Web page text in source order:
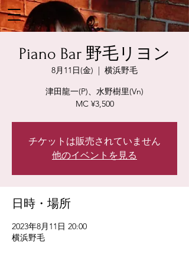
Piano Bar 野毛リヨン
8月11日(金)
  |
横浜野毛
津田龍一(P)、水野樹里(Vn)
MC ¥3,500
チケットは販売されていません
他のイベントを見る
日時・場所
2023年8月11日 20:00
横浜野毛